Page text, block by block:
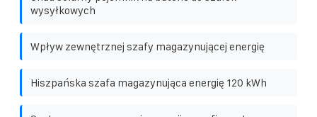
wysyłkowych
Wpływ zewnętrznej szafy magazynującej energię
Hiszpańska szafa magazynująca energię 120 kWh